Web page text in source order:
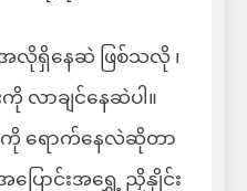
လိုရှိနေဆဲ ဖြစ်သလို ၊
လာချင်နေဆဲပါ။
ရောက်နေလဲဆိုတာ
ြောင်းအရွှေ့ ညှိနှိုင်း